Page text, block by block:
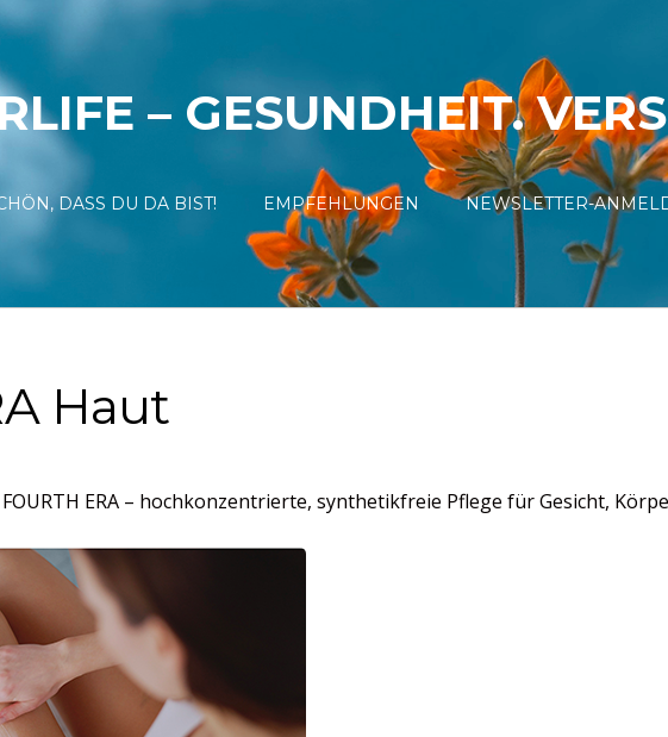
– GESUNDHEIT.
DASS DU DA BIST! EMPFEHLUNGEN NEWSLETTER-
Haut
ERA – hochkonzentrierte, synthetikfreie Pflege für Gesicht,